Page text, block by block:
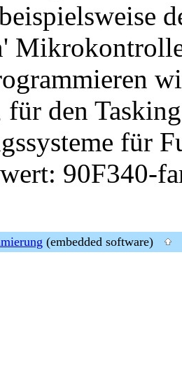
für den
für
90F340-
(embedded software)